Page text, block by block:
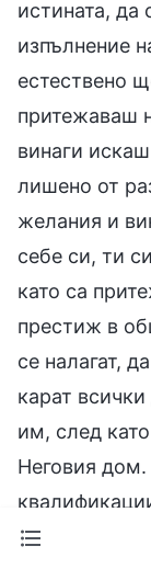
истината, да
изпълнение
естествено
притежаваш
винаги
лишено от
желания и
себе си, ти
като са
престиж в
се налагат,
карат
им, след
Неговия дом.
за по-низши